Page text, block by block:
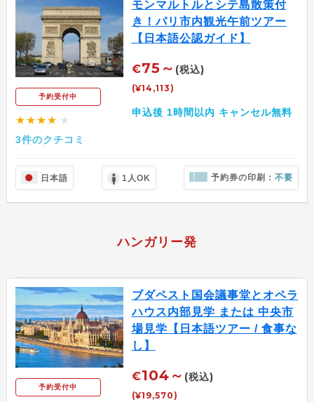
予約受付中
★★★★ ★
3件のクチコミ
モンマルトルとシテ島散策付
き！パリ市内観光午前ツアー
【日本語公認ガイド】
€75～ (税込)
(¥14,113)
申込後 1時間以内 キャンセル無料
日本語 1人OK 予約券の印刷：不要
ハンガリー発
予約受付中
ブダペスト国会議事堂とオペラ
ハウス内部見学 または 中央市
場見学【日本語ツアー / 食事な
し】
€104～ (税込)
(¥19,570)